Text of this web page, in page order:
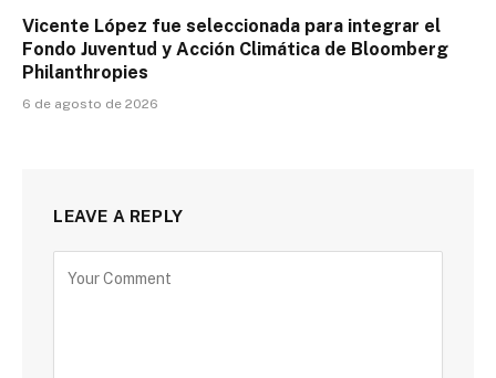
Vicente López fue seleccionada para integrar el
Fondo Juventud y Acción Climática de Bloomberg
Philanthropies
6 de agosto de 2026
LEAVE A REPLY